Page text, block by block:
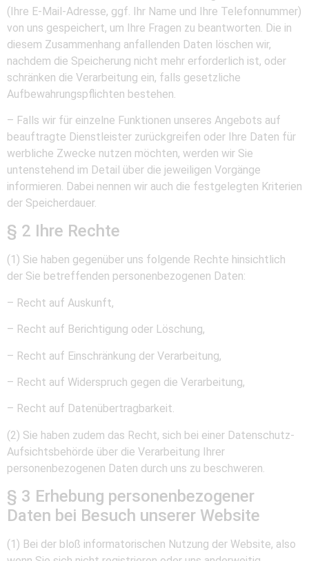
(Ihre E-Mail-Adresse, ggf. Ihr Name und Ihre Telefonnummer)
von uns gespeichert, um Ihre Fragen zu beantworten. Die in
diesem Zusammenhang anfallenden Daten löschen wir,
nachdem die Speicherung nicht mehr erforderlich ist, oder
schränken die Verarbeitung ein, falls gesetzliche
Aufbewahrungspflichten bestehen.
– Falls wir für einzelne Funktionen unseres Angebots auf
beauftragte Dienstleister zurückgreifen oder Ihre Daten für
werbliche Zwecke nutzen möchten, werden wir Sie
untenstehend im Detail über die jeweiligen Vorgänge
informieren. Dabei nennen wir auch die festgelegten Kriterien
der Speicherdauer.
§ 2 Ihre Rechte
(1) Sie haben gegenüber uns folgende Rechte hinsichtlich
der Sie betreffenden personenbezogenen Daten:
– Recht auf Auskunft,
– Recht auf Berichtigung oder Löschung,
– Recht auf Einschränkung der Verarbeitung,
– Recht auf Widerspruch gegen die Verarbeitung,
– Recht auf Datenübertragbarkeit.
(2) Sie haben zudem das Recht, sich bei einer Datenschutz-
Aufsichtsbehörde über die Verarbeitung Ihrer
personenbezogenen Daten durch uns zu beschweren.
§ 3 Erhebung personenbezogener
Daten bei Besuch unserer Website
(1) Bei der bloß informatorischen Nutzung der Website, also